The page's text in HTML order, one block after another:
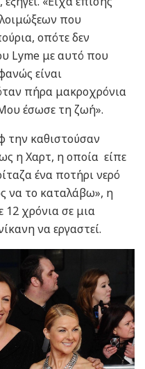
που
οπότε δεν
Lyme με αυτό που
είναι
πήρα μακροχρόνια
έσωσε τη ζωή».
καθιστούσαν
η Χαρτ, η οποία είπε
ένα ποτήρι νερό
να το καταλάβω», η
χρόνια σε μια
να εργαστεί.